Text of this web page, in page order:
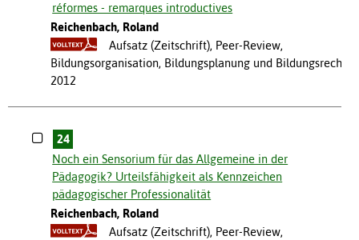
réformes - remarques introductives
Reichenbach, Roland
Aufsatz (Zeitschrift), Peer-Review,
Bildungsorganisation, Bildungsplanung und Bildungsrecht
2012
24
Noch ein Sensorium für das Allgemeine in der
Pädagogik? Urteilsfähigkeit als Kennzeichen
pädagogischer Professionalität
Reichenbach, Roland
Aufsatz (Zeitschrift), Peer-Review,